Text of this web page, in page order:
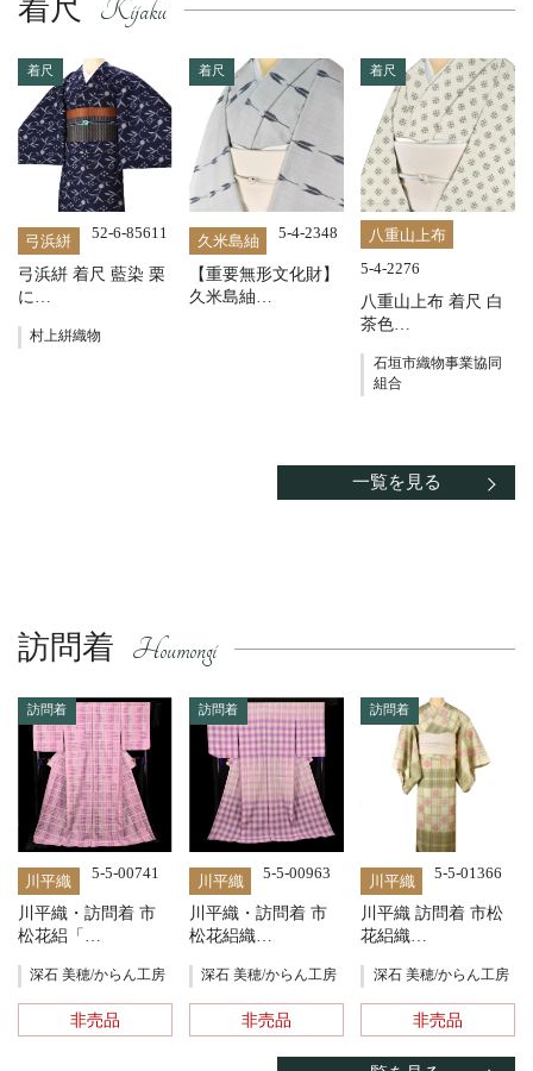
着尺
着尺
弓浜絣 52-6-85611
弓浜絣 着尺 藍染 栗
に…
村上絣織物
着尺
久米島紬 5-4-2348
【重要無形文化財】
久米島紬…
着尺
八重山上布
5-4-2276
八重山上布 着尺 白
茶色…
石垣市織物事業協同
組合
一覧を見る
訪問着
訪問着
川平織 5-5-00741
川平織・訪問着 市
松花絽「…
深石 美穂/からん工房
非売品
訪問着
川平織 5-5-00963
川平織・訪問着 市
松花絽織…
深石 美穂/からん工房
非売品
訪問着
川平織 5-5-01366
川平織 訪問着 市松
花絽織…
深石 美穂/からん工房
非売品